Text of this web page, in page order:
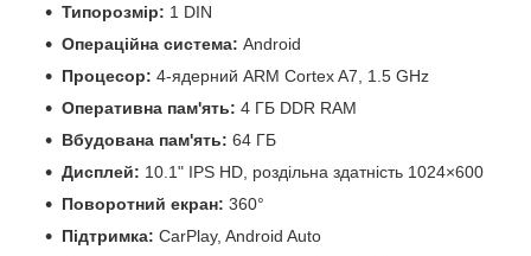
Типорозмір: 1 DIN
Операційна система: Android
Процесор: 4-ядерний ARM Cortex A7, 1.5 GHz
Оперативна пам'ять: 4 ГБ DDR RAM
Вбудована пам'ять: 64 ГБ
Дисплей: 10.1" IPS HD, роздільна здатність 1024×600
Поворотний екран: 360°
Підтримка: CarPlay, Android Auto